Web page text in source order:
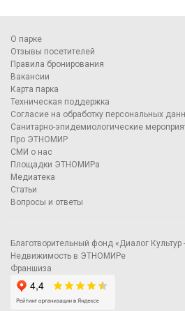
О парке
Отзывы посетителей
Правила бронирования
Вакансии
Карта парка
Техническая поддержка
Согласие на обработку персональных
Санитарно-эпидемиологические
Про ЭТНОМИР
СМИ о нас
Площадки ЭТНОМИРа
Медиатека
Статьи
Вопросы и ответы
Благотворительный фонд «Диалог
Недвижимость в ЭТНОМИРе
Франшиза